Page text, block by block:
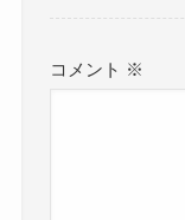
コメント ※